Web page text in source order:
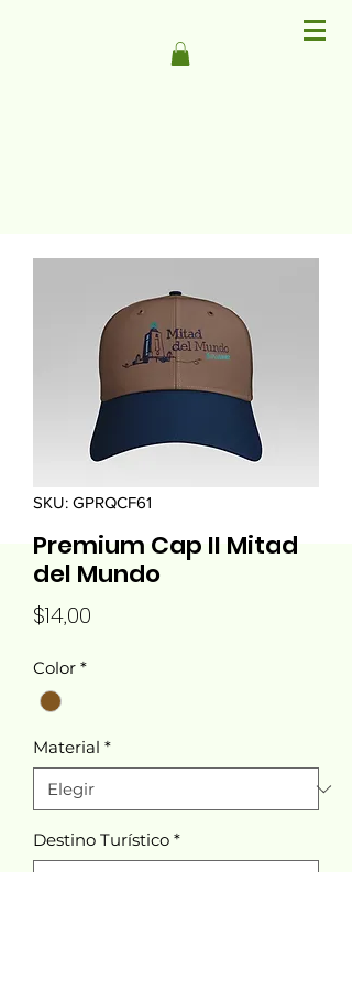
SKU: GPRQCF61
Premium Cap II Mitad
del Mundo
$14,00
Color *
Material *
Destino Turístico *